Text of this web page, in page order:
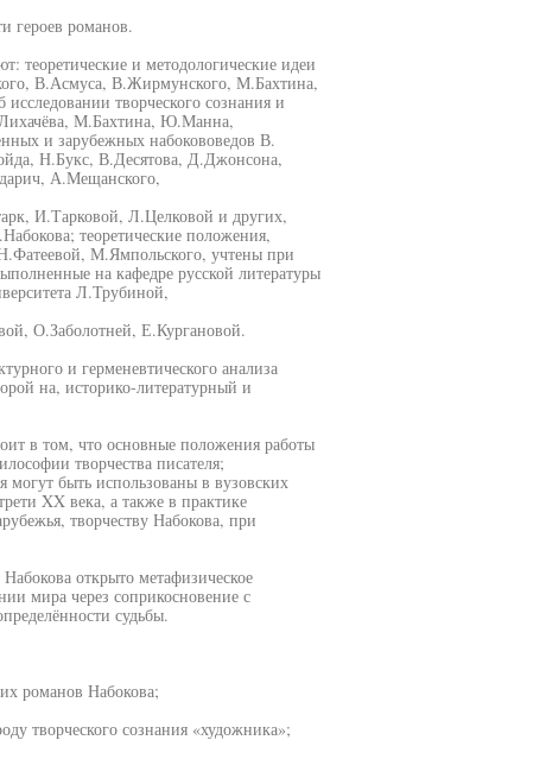
героев романов.
теоретические и методологические идеи
В.Асмуса, В.Жирмунского, М.Бахтина,
творческого сознания и
М.Бахтина, Ю.Манна,
и зарубежных набокововедов В.
Н.Букс, В.Десятова, Д.Джонсона,
А.Мещанского,
И.Тарковой, Л.Целковой и других,
теоретические положения,
М.Ямпольского, учтены при
на кафедре русской литературы
Л.Трубиной,
О.Заболотней, Е.Кургановой.
и герменевтического анализа
на, историко-литературный и
в том, что основные положения работы
творчества писателя;
быть использованы в вузовских
XX века, а также в практике
творчеству Набокова, при
открыто метафизическое
мира через соприкосновение с
судьбы.
романов Набокова;
творческого сознания «художника»;